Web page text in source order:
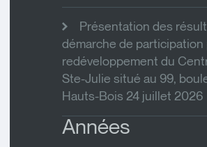
Présentation des
démarche de
redéveloppement du
Ste-Julie situé au 99,
Hauts-Bois 24 juillet 2026
Années